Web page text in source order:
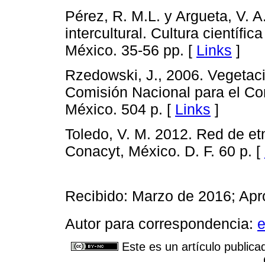
Pérez, R. M.L. y Argueta, V.
intercultural. Cultura
México. 35-56 pp. [ Links ]
Rzedowski, J., 2006.
Comisión Nacional para el
México. 504 p. [ Links ]
Toledo, V. M. 2012. Red de
Conacyt, México. D. F. 60 p. [
Recibido: Marzo de 2016;
Autor para correspondencia:
Este es un artículo